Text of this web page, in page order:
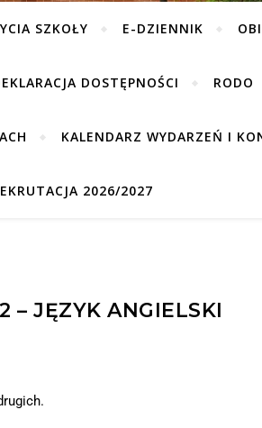
SZKOŁY E-DZIENNIK
DOSTĘPNOŚCI RODO
KALENDARZ WYDARZEŃ I
2026/2027
– JĘZYK ANGIELSKI